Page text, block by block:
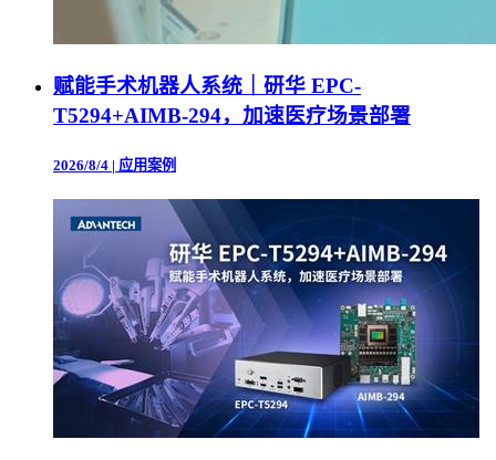
赋能手术机器人系统｜研华 EPC-
T5294+AIMB-294，加速医疗场景部署
2026/8/4 | 应用案例